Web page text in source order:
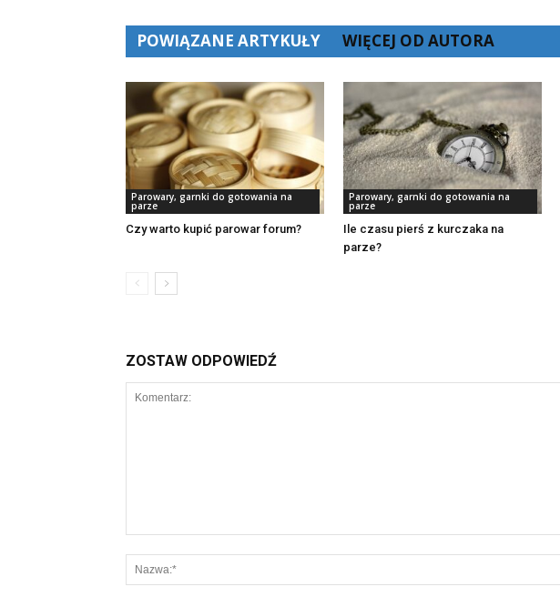
POWIĄZANE ARTYKUŁY WIĘCEJ OD AUTORA
Parowary, garnki do gotowania na
parze
Czy warto kupić parowar forum?
Parowary, garnki do gotowania na
parze
Ile czasu pierś z kurczaka na
parze?
ZOSTAW ODPOWIEDŹ